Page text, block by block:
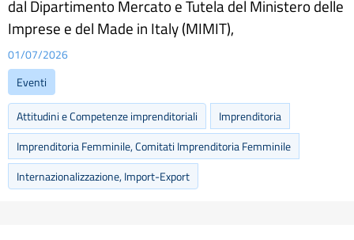
dal Dipartimento Mercato e Tutela del Ministero delle
Imprese e del Made in Italy (MIMIT),
01/07/2026
Eventi
Attitudini e Competenze imprenditoriali
Imprenditoria
Imprenditoria Femminile, Comitati Imprenditoria Femminile
Internazionalizzazione, Import-Export